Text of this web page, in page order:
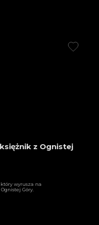
z Ognistej
wyrusza na
Góry.